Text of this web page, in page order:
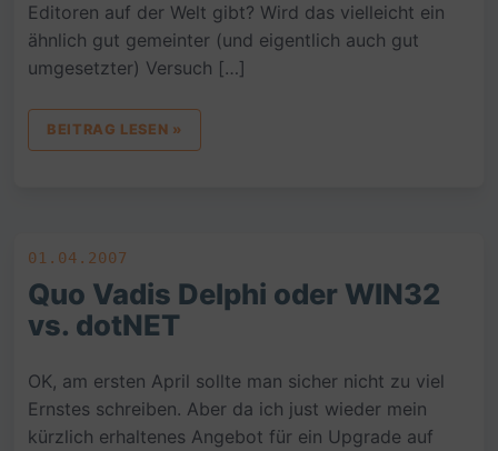
Editoren auf der Welt gibt? Wird das vielleicht ein
ähnlich gut gemeinter (und eigentlich auch gut
umgesetzter) Versuch […]
BEITRAG LESEN »
01.04.2007
Quo Vadis Delphi oder WIN32
vs. dotNET
OK, am ersten April sollte man sicher nicht zu viel
Ernstes schreiben. Aber da ich just wieder mein
kürzlich erhaltenes Angebot für ein Upgrade auf